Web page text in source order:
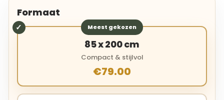
Formaat
Meest gekozen
85 x 200 cm
Compact & stijlvol
€79.00